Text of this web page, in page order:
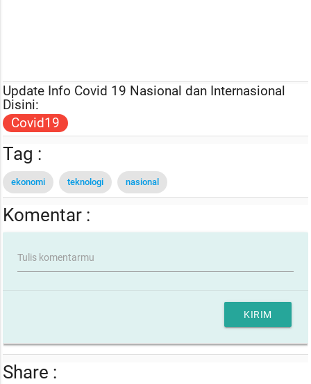
Update Info Covid 19 Nasional dan Internasional
Disini:
Covid19
Tag :
ekonomi teknologi nasional
Komentar :
Tulis komentarmu
KIRIM
Share :